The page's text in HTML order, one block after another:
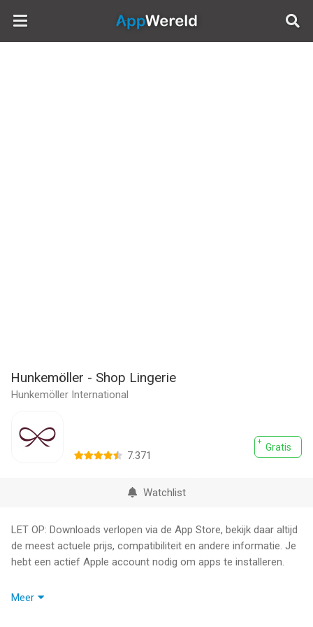
AppWereld
Hunkemöller - Shop Lingerie
Hunkemöller International
Gratis
7.371
Watchlist
LET OP: Downloads verlopen via de App Store, bekijk daar altijd
de meest actuele prijs, compatibiliteit en andere informatie. Je
hebt een actief Apple account nodig om apps te installeren.
Geniet van een persoonlijke shop ervaring met de nieuwe
Meer